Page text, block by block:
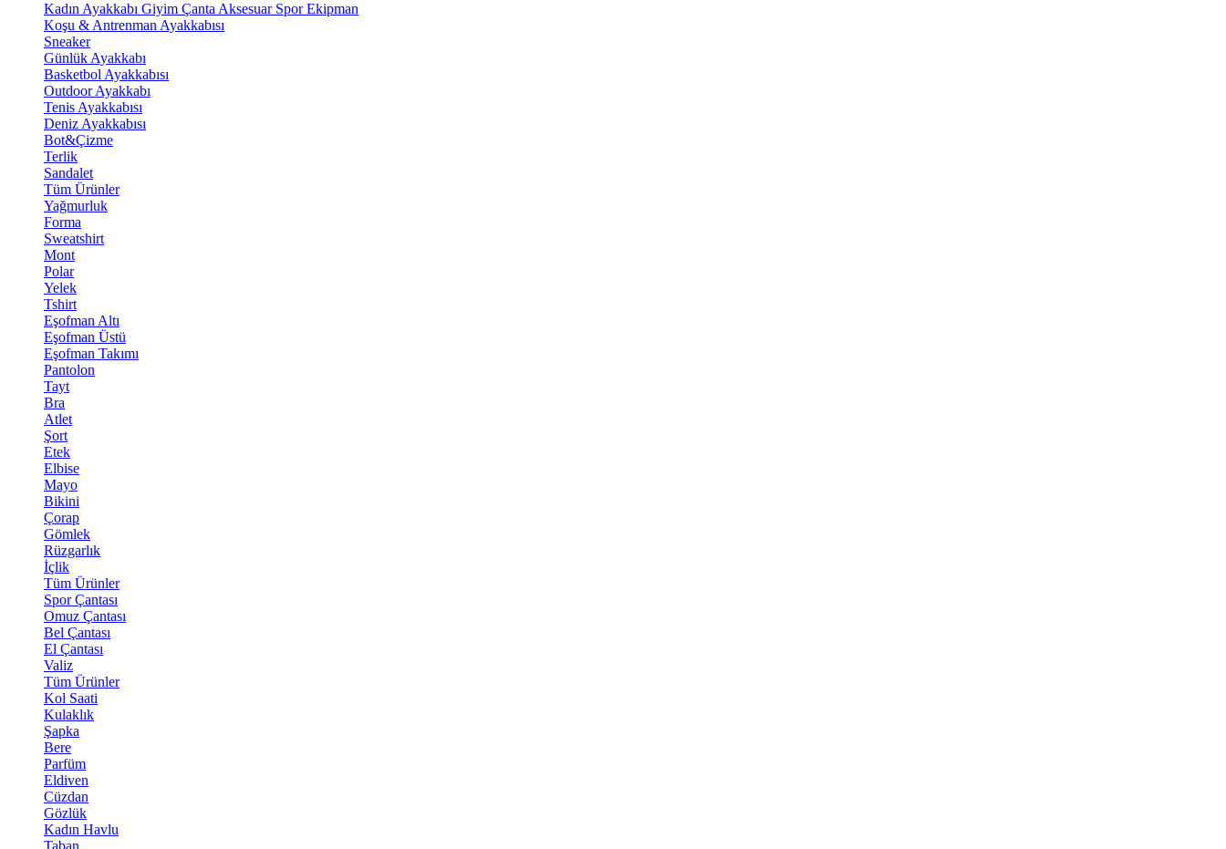
Kadın Ayakkabı Giyim Çanta Aksesuar Spor Ekipman
Koşu & Antrenman Ayakkabısı
Sneaker
Günlük Ayakkabı
Basketbol Ayakkabısı
Outdoor Ayakkabı
Tenis Ayakkabısı
Deniz Ayakkabısı
Bot&Çizme
Terlik
Sandalet
Tüm Ürünler
Yağmurluk
Forma
Sweatshirt
Mont
Polar
Yelek
Tshirt
Eşofman Altı
Eşofman Üstü
Eşofman Takımı
Pantolon
Tayt
Bra
Atlet
Şort
Etek
Elbise
Mayo
Bikini
Çorap
Gömlek
Rüzgarlık
İçlik
Tüm Ürünler
Spor Çantası
Omuz Çantası
Bel Çantası
El Çantası
Valiz
Tüm Ürünler
Kol Saati
Kulaklık
Şapka
Bere
Parfüm
Eldiven
Cüzdan
Gözlük
Kadın Havlu
Taban